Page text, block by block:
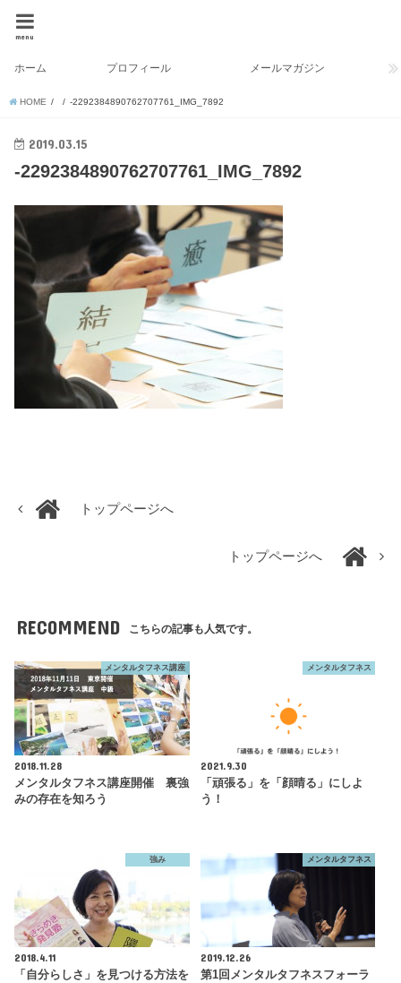
menu
ホーム プロフィール メールマガジン
HOME -2292384890762707761_IMG_7892
2019.03.15
-2292384890762707761_IMG_7892
トップページへ
トップページへ
RECOMMEND こちらの記事も人気です。
メンタルタフネス講座
2018.11.28
メンタルタフネス講座開催 裏強
みの存在を知ろう
メンタルタフネス
2021.9.30
「頑張る」を「顔晴る」にしよ
う！
強み
2018.4.11
「自分らしさ」を見つける方法を
メンタルタフネス
2019.12.26
第1回メンタルタフネスフォーラ